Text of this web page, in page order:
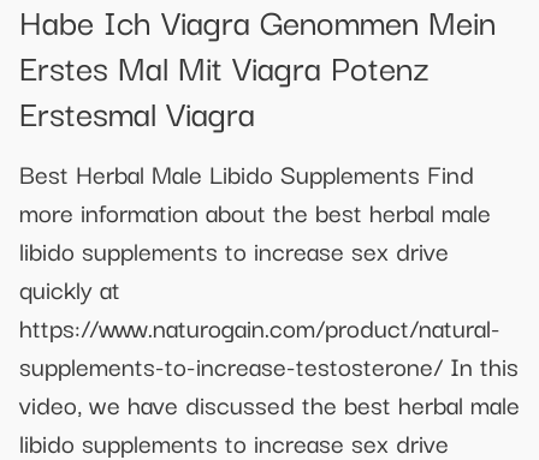
Habe Ich Viagra Genommen Mein
Erstes Mal Mit Viagra Potenz
Erstesmal Viagra
Best Herbal Male Libido Supplements Find
more information about the best herbal male
libido supplements to increase sex drive
quickly at
https://www.naturogain.com/product/natural-
supplements-to-increase-testosterone/ In this
video, we have discussed the best herbal male
libido supplements to increase sex drive